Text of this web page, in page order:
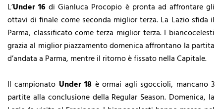
L’Under 16 di Gianluca Procopio è pronta ad affrontare gli
ottavi di finale come seconda miglior terza. La Lazio sfida il
Parma, classificato come terza miglior terza. I biancocelesti
grazia al miglior piazzamento domenica affrontano la partita
d’andata a Parma, mentre il ritorno è fissato nella Capitale.
Il campionato Under 18 è ormai agli sgoccioli, mancano 3
partite alla conclusione della Regular Season. Domenica, la